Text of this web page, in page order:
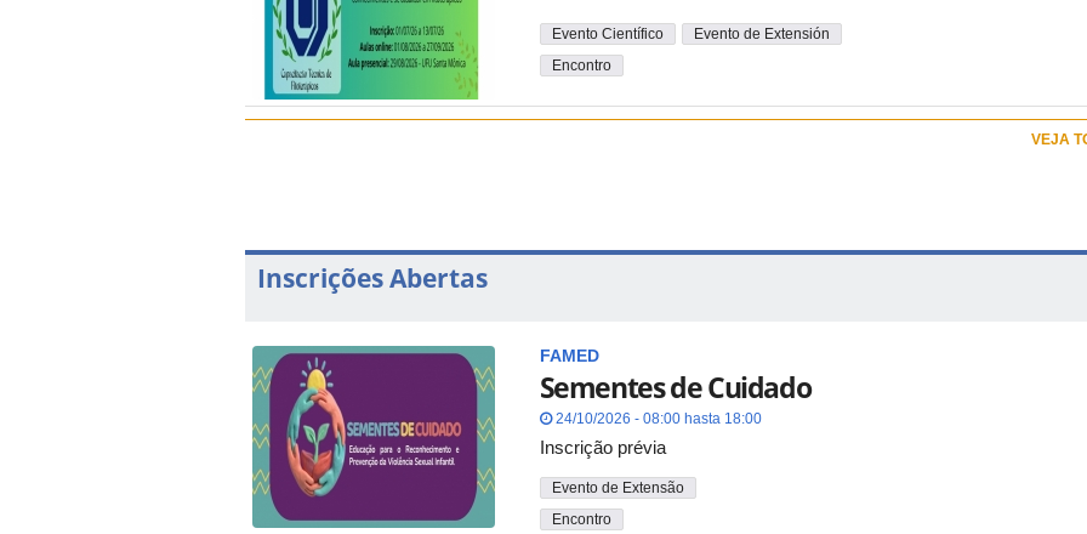
Evento Científico
Evento de Extensión
Encontro
VEJA
Inscrições Abertas
FAMED
Sementes de Cuidado
24/10/2026 - 08:00 hasta 18:00
Inscrição prévia
Evento de Extensão
Encontro